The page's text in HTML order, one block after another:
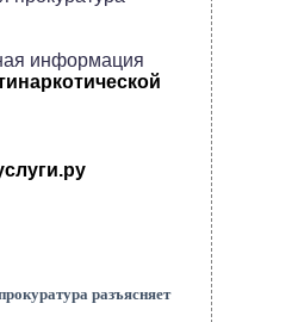
информация
разъясняет